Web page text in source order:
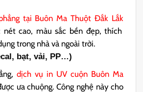
tại Buôn Ma Thuột Đắk Lắk
nét cao, màu sắc bền đẹp, thích
trong nhà và ngoài trời.
bạt, vải, PP…)
dịch vụ in UV cuộn Buôn Ma
ưa chuộng. Công nghệ này cho